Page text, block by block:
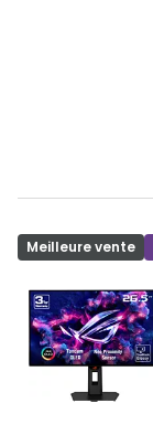
Meilleure vente